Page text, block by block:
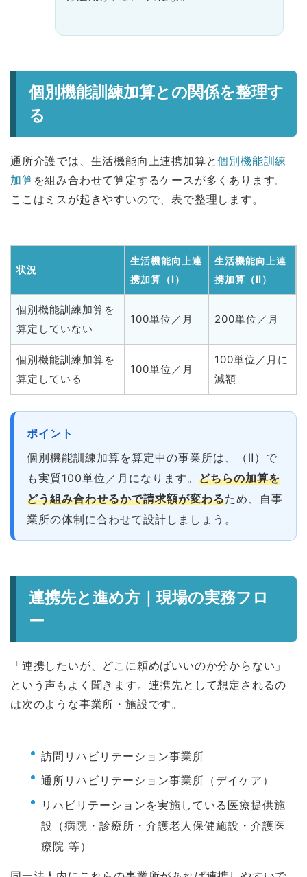
個別機能訓練加算との関係を整理す
る
通所介護では、生活機能向上連携加算と個別機能訓練
加算を組み合わせて算定するケースが多くあります。
ここはミスが起きやすいので、表で整理します。
状況
生活機能向上連
携加算（Ⅰ）
生活機能向上連
携加算（Ⅱ）
個別機能訓練加算を
算定していない
100単位／月 200単位／月
個別機能訓練加算を
算定している
100単位／月
100単位／月に
減額
ポイント
個別機能訓練加算を算定中の事業所は、（Ⅱ）で
も実質100単位／月になります。 どちらの加算を
どう組み合わせるかで請求額が変わるため、自事
業所の体制に合わせて設計しましょう。
連携先と進め方｜現場の実務フロ
ー
「連携したいが、どこに頼めばいいのか分からない」
という声もよく聞きます。連携先として想定されるの
は次のような事業所・施設です。
訪問リハビリテーション事業所
通所リハビリテーション事業所（デイケア）
リハビリテーションを実施している医療提供施
設（病院・診療所・介護老人保健施設・介護医
療院 等）